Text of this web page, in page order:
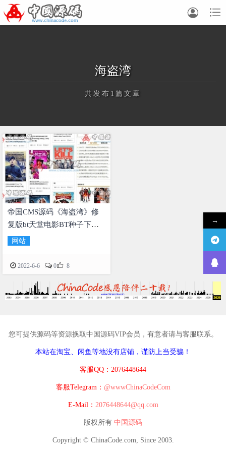


海盗湾
共发布1篇文章
正在为您加载新内容
帝国CMS源码《海盗湾》修
复版bt天堂电影BT种子下载
站源码
网站
2022-6-6 0 8
您可提供源码等资源换取中国源码VIP会员，有意者请与客服联系。
本站在淘宝、闲鱼等地没有店铺，谨防上当受骗！
客服QQ：2076448644
客服Telegram： @wwwChinaCodeCom
E-Mail： 2076448644@qq.com
版权所有 中国源码
Copyright © ChinaCode.com, Since 2003.
→